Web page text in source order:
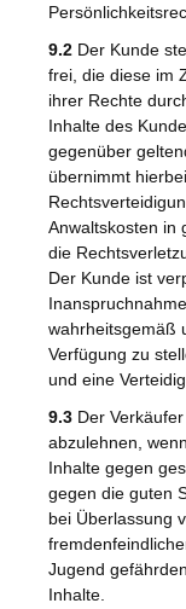
9.2 Der Kunde
frei, die diese im
ihrer Rechte
Inhalte des
gegenüber
übernimmt
Anwaltskosten in
die
Der Kunde ist
wahrheitsgemäß
Verfügung zu
und eine
9.3 Der
abzulehnen,
Inhalte gegen
gegen die guten
bei Überlassung
Jugend
Inhalte.